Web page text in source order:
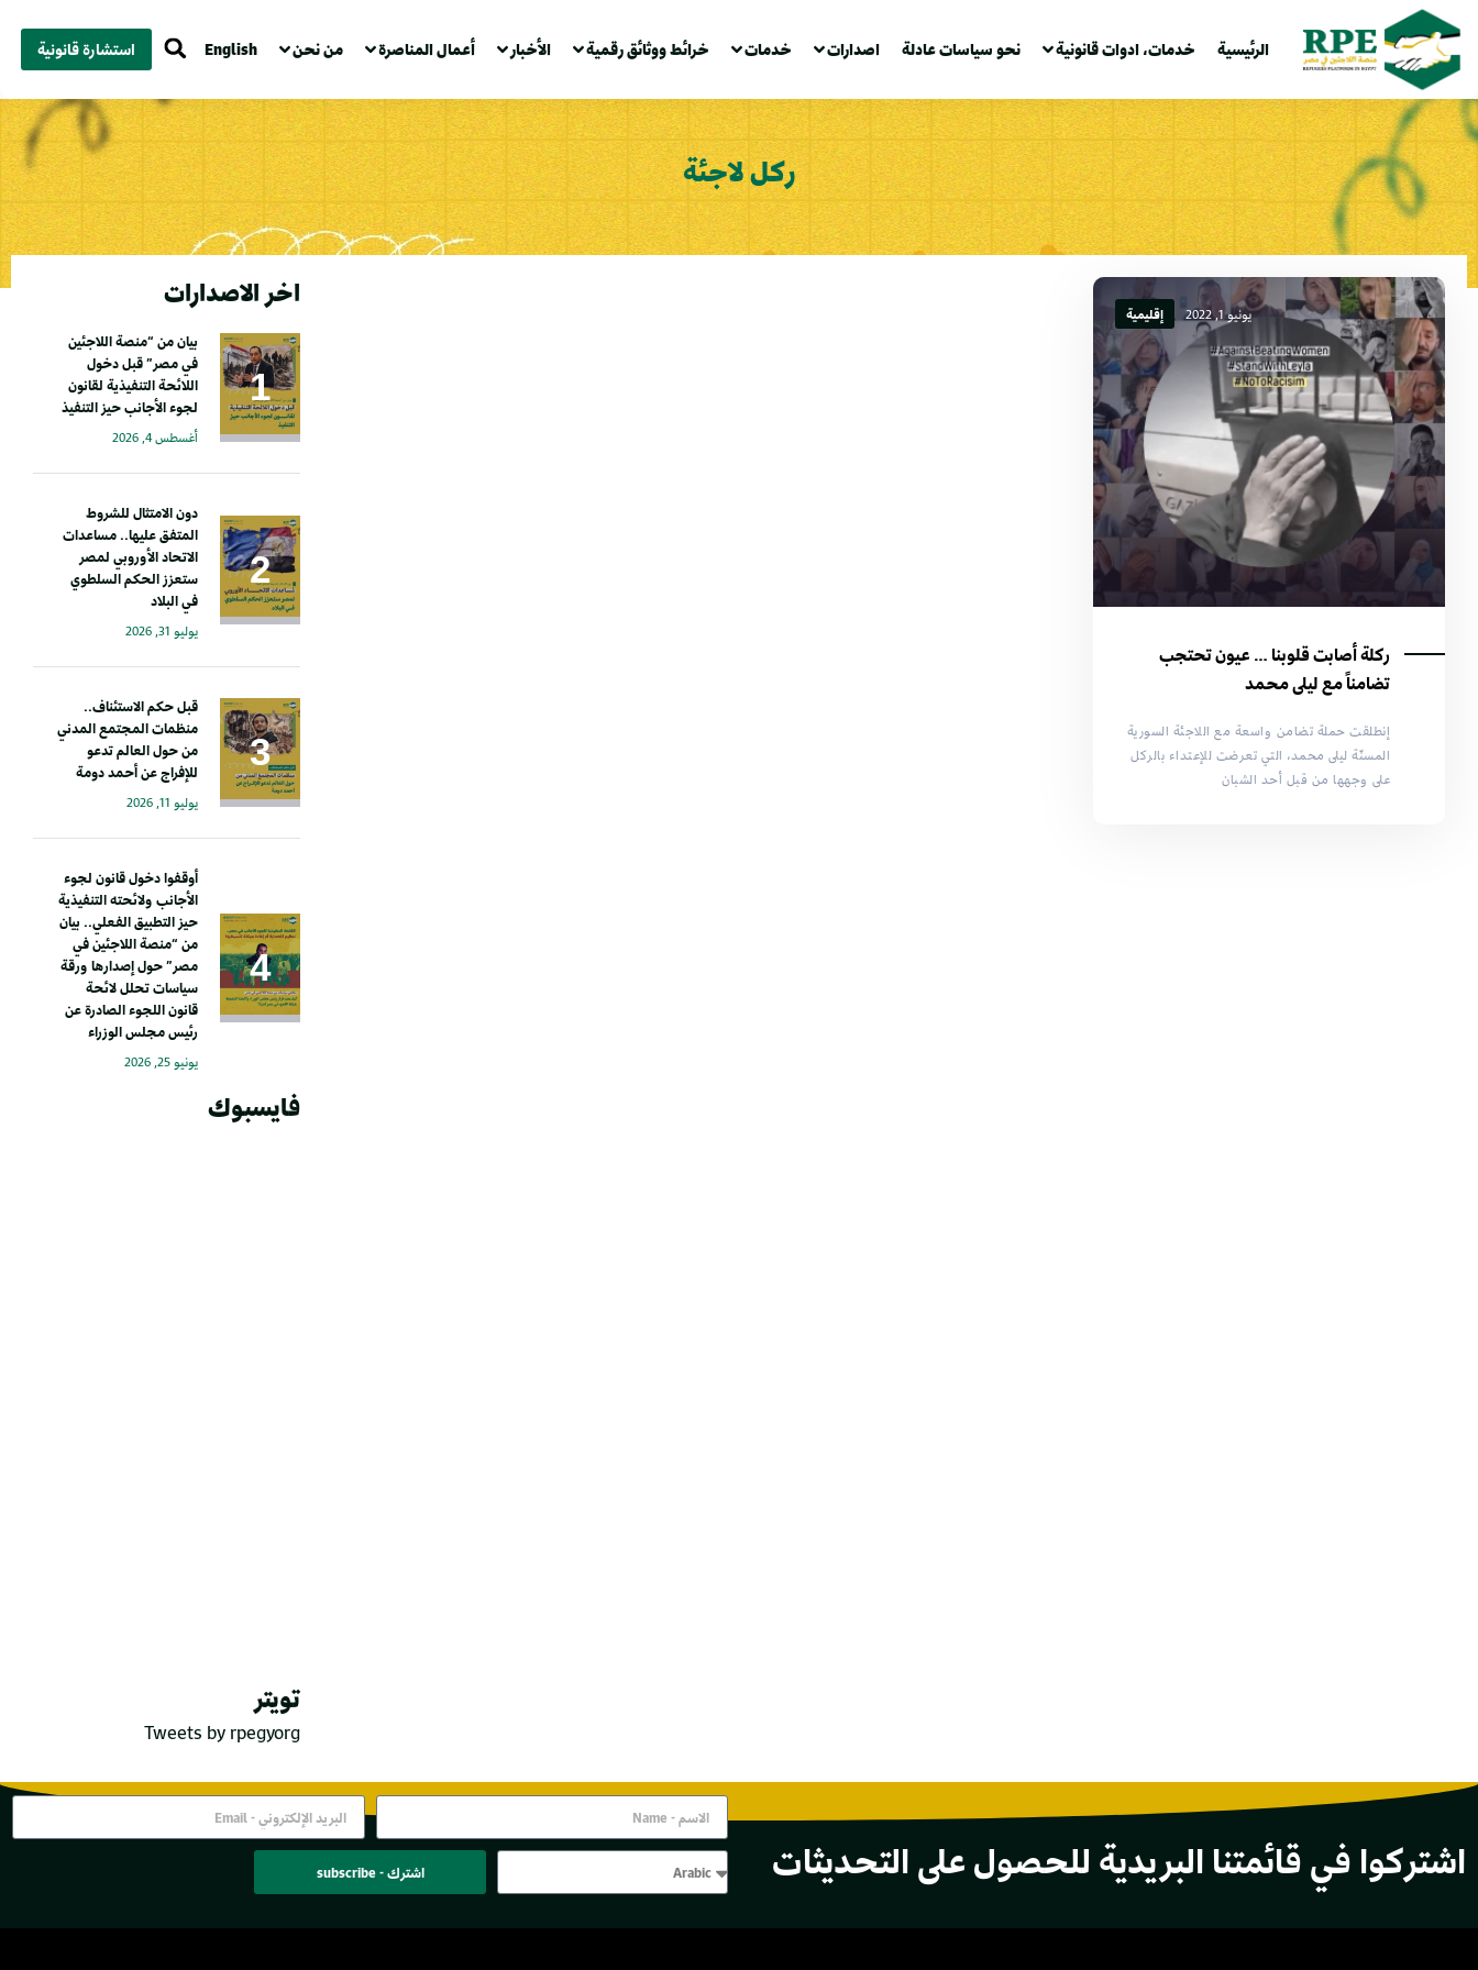
الرئيسية خدمات، ادوات قانونية نحو سياسات عادلة اصدارات خدمات خرائط ووثائق رقمية الأخبار أعمال المناصرة من نحن English استشارة قانونية
ركل لاجئة
يونيو 1, 2022 إقليمية
ركلة أصابت قلوبنا … عيون تحتجب
تضامناً مع ليلى محمد
إنطلقت حملة تضامن واسعة مع اللاجئة السورية
المسنّة ليلى محمد، التي تعرضت للإعتداء بالركل
على وجهها من قبل أحد الشبان
اخر الاصدارات
بيان من “منصة اللاجئين
في مصر” قبل دخول
اللائحة التنفيذية لقانون
لجوء الأجانب حيز التنفيذ
أغسطس 4, 2026
دون الامتثال للشروط
المتفق عليها.. مساعدات
الاتحاد الأوروبي لمصر
ستعزز الحكم السلطوي
في البلاد
يوليو 31, 2026
قبل حكم الاستئناف..
منظمات المجتمع المدني
من حول العالم تدعو
للإفراج عن أحمد دومة
يوليو 11, 2026
أوقفوا دخول قانون لجوء
الأجانب ولائحته التنفيذية
حيز التطبيق الفعلي.. بيان
من “منصة اللاجئين في
مصر” حول إصدارها ورقة
سياسات تحلل لائحة
قانون اللجوء الصادرة عن
رئيس مجلس الوزراء
يونيو 25, 2026
فايسبوك
تويتر
Tweets by rpegyorg
اشتركوا في قائمتنا البريدية للحصول على التحديثات اشترك - subscribe